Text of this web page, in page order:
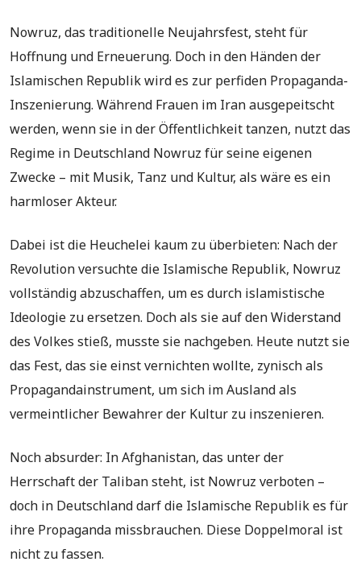
Nowruz, das traditionelle Neujahrsfest, steht für
Hoffnung und Erneuerung. Doch in den Händen der
Islamischen Republik wird es zur perfiden Propaganda-
Inszenierung. Während Frauen im Iran ausgepeitscht
werden, wenn sie in der Öffentlichkeit tanzen, nutzt das
Regime in Deutschland Nowruz für seine eigenen
Zwecke – mit Musik, Tanz und Kultur, als wäre es ein
harmloser Akteur.
Dabei ist die Heuchelei kaum zu überbieten: Nach der
Revolution versuchte die Islamische Republik, Nowruz
vollständig abzuschaffen, um es durch islamistische
Ideologie zu ersetzen. Doch als sie auf den Widerstand
des Volkes stieß, musste sie nachgeben. Heute nutzt sie
das Fest, das sie einst vernichten wollte, zynisch als
Propagandainstrument, um sich im Ausland als
vermeintlicher Bewahrer der Kultur zu inszenieren.
Noch absurder: In Afghanistan, das unter der
Herrschaft der Taliban steht, ist Nowruz verboten –
doch in Deutschland darf die Islamische Republik es für
ihre Propaganda missbrauchen. Diese Doppelmoral ist
nicht zu fassen.